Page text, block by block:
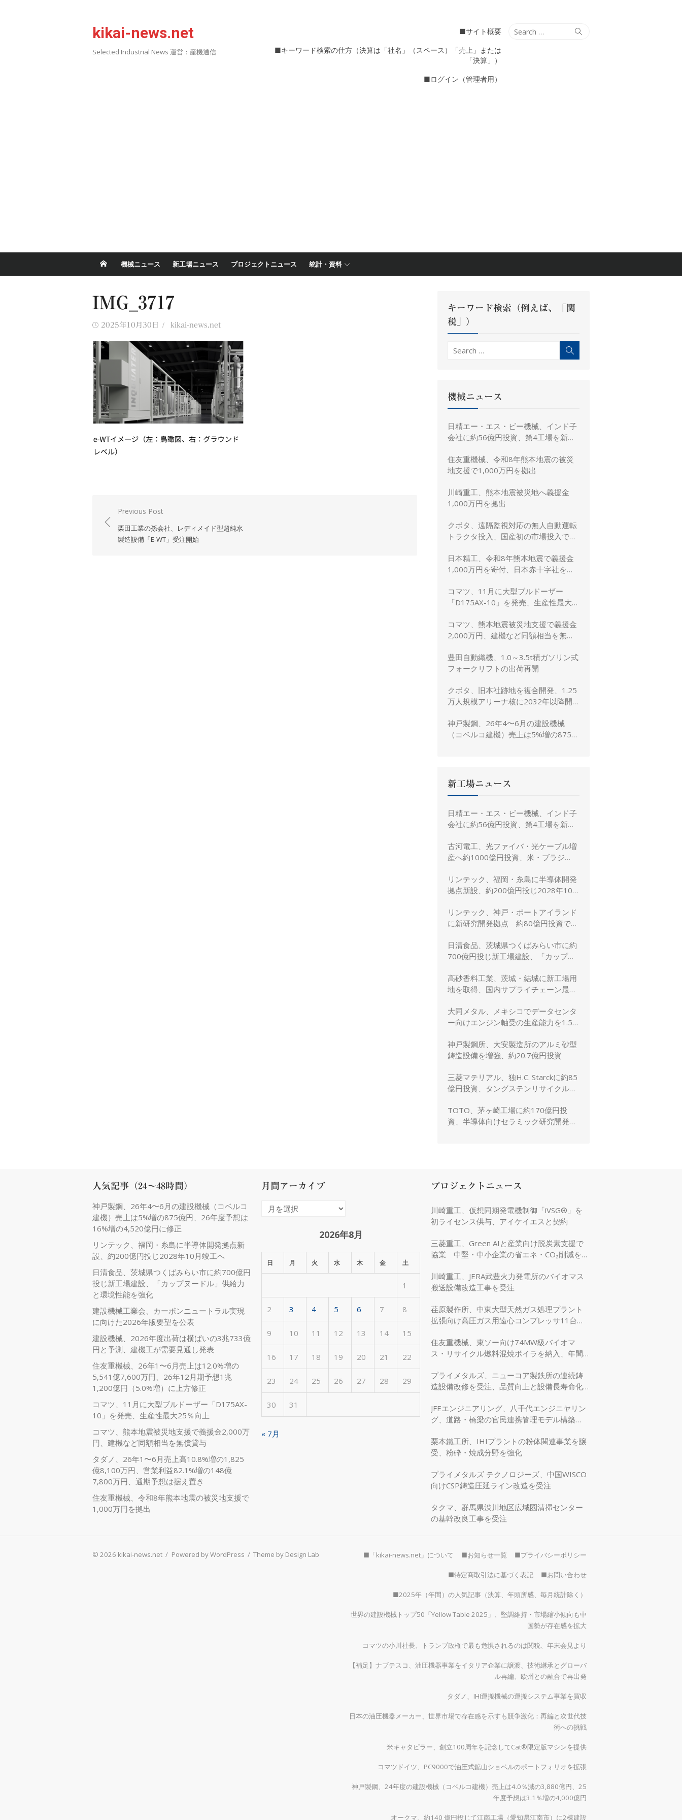
kikai-news.net
Selected Industrial News 運営：産機通信
Search
Search
■サイト概要
■キーワード検索の仕方（決算は「社名」（スペース）「売上」または
「決算」）
■ログイン（管理者用）
機械ニュース 新工場ニュース プロジェクトニュース 統計・資料
IMG_3717
Posted
2025年10月30日 Author
kikai-news.net
稿
Previous Post
栗田工業の孫会社、レディメイド型超純水
製造設備「E-WT」受注開始
キーワード検索（例えば、「関
税」）
Search
機械ニュース
日精エー・エス・ビー機械、インド子
会社に約56億円投資、第4工場を新設
住友重機械、令和8年熊本地震の被災
地支援で1,000万円を拠出
川崎重工、熊本地震被災地へ義援金
1,000万円を拠出
クボタ、遠隔監視対応の無人自動運転
トラクタ投入、国産初の市場投入でス
日本精工、令和8年熊本地震で義援金
1,000万円を寄付、日本赤十字社を通
コマツ、11月に大型ブルドーザー
「D175AX-10」を発売、生産性最大
コマツ、熊本地震被災地支援で義援金
2,000万円、建機など同額相当を無償
豊田自動織機、1.0～3.5t積ガソリン式
フォークリフトの出荷再開
クボタ、旧本社跡地を複合開発、1.25
万人規模アリーナ核に2032年以降開
神戸製鋼、26年4〜6月の建設機械
（コベルコ建機）売上は5%増の875億
新工場ニュース
日精エー・エス・ビー機械、インド子
会社に約56億円投資、第4工場を新設
古河電工、光ファイバ・光ケーブル増
産へ約1000億円投資、米・ブラジ
リンテック、福岡・糸島に半導体開発
拠点新設、約200億円投じ2028年10
リンテック、神戸・ポートアイランド
に新研究開発拠点 約80億円投資で新
日清食品、茨城県つくばみらい市に約
700億円投じ新工場建設、「カップヌ
高砂香料工業、茨城・結城に新工場用
地を取得、国内サプライチェーン最適
大同メタル、メキシコでデータセンタ
ー向けエンジン軸受の生産能力を1.5
神戸製鋼所、大安製造所のアルミ砂型
鋳造設備を増強、約20.7億円投資
三菱マテリアル、独H.C. Starckに約85
億円投資、タングステンリサイクル能
TOTO、茅ヶ崎工場に約170億円投
資、半導体向けセラミック研究開発棟
人気記事（24～48時間）
神戸製鋼、26年4〜6月の建設機械（コベルコ
建機）売上は5%増の875億円、26年度予想は
16%増の4,520億円に修正
リンテック、福岡・糸島に半導体開発拠点新
設、約200億円投じ2028年10月竣工へ
日清食品、茨城県つくばみらい市に約700億円
投じ新工場建設、「カップヌードル」供給力
と環境性能を強化
建設機械工業会、カーボンニュートラル実現
に向けた2026年版要望を公表
建設機械、2026年度出荷は横ばいの3兆733億
円と予測、建機工が需要見通し発表
住友重機械、26年1〜6月売上は12.0%増の
5,541億7,600万円、26年12月期予想1兆
1,200億円（5.0%増）に上方修正
コマツ、11月に大型ブルドーザー「D175AX-
10」を発売、生産性最大25％向上
コマツ、熊本地震被災地支援で義援金2,000万
円、建機など同額相当を無償貸与
タダノ、26年1〜6月売上高10.8%増の1,825
億8,100万円、営業利益82.1%増の148億
7,800万円、通期予想は据え置き
住友重機械、令和8年熊本地震の被災地支援で
1,000万円を拠出
月間アーカイブ
カ
イ
2026年8月
日 月 火 水 木 金 土
1
2 3 4 5 6 7 8
9 10 11 12 13 14 15
16 17 18 19 20 21 22
23 24 25 26 27 28 29
30 31
« 7月
プロジェクトニュース
川崎重工、仮想同期発電機制御「iVSG®」を
初ライセンス供与、アイケイエスと契約
三菱重工、Green AIと産業向け脱炭素支援で
協業 中堅・中小企業の省エネ・CO₂削減を強
川崎重工、JERA武豊火力発電所のバイオマス
搬送設備改造工事を受注
荏原製作所、中東大型天然ガス処理プラント
拡張向け高圧ガス用遠心コンプレッサ11台を
住友重機械、東ソー向け74MW級バイオマ
ス・リサイクル燃料混焼ボイラを納入、年間
プライメタルズ、ニューコア製鉄所の連続鋳
造設備改修を受注、品質向上と設備長寿命化
JFEエンジニアリング、八千代エンジニヤリン
グ、道路・橋梁の官民連携管理モデル構築
栗本鐵工所、IHIプラントの粉体関連事業を譲
受、粉砕・焼成分野を強化
プライメタルズ テクノロジーズ、中国WISCO
向けCSP鋳造圧延ライン改造を受注
タクマ、群馬県渋川地区広域圏清掃センター
の基幹改良工事を受注
© 2026 kikai-news.net / Powered by WordPress / Theme by Design Lab ■「kikai-news.net」について ■お知らせ一覧 ■プライバシーポリシー
■特定商取引法に基づく表記 ■お問い合わせ
■2025年（年間）の人気記事（決算、年頭所感、毎月統計除く）
世界の建設機械トップ50「Yellow Table 2025」、堅調維持・市場縮小傾向も中
国勢が存在感を拡大
コマツの小川社長、トランプ政権で最も危惧されるのは関税、年末会見より
【補足】ナブテスコ、油圧機器事業をイタリア企業に譲渡、技術継承とグローバ
ル再編、欧州との融合で再出発
タダノ、IHI運搬機械の運搬システム事業を買収
日本の油圧機器メーカー、世界市場で存在感を示すも競争激化：再編と次世代技
術への挑戦
米キャタピラー、創立100周年を記念してCat®限定版マシンを提供
コマツドイツ、PC9000で油圧式鉱山ショベルのポートフォリオを拡張
神戸製鋼、24年度の建設機械（コベルコ建機）売上は4.0％減の3,880億円、25
年度予想は3.1％増の4,000億円
オークマ、約140 億円投じて江南工場（愛知県江南市）に2棟建設